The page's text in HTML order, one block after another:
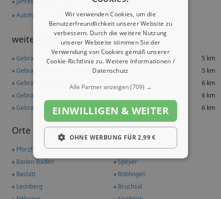
»Autohäuser in Keltern
weitere Orte in der Nähe
»Gebrauchtwagen in Karlsbad
5 km
»Gebrauchtwagen in Remchingen
5 km
»Gebrauchtwagen in Kämpfelbach
6 km
»Gebrauchtwagen in Birkenfeld
6 km
»Gebrauchtwagen in Neuenbürg 6 km
Orte im Umkreis
» Pforzheim »Sindelfingen
» Baden-Baden »Speyer
» Rastatt » Böblingen
» Leonberg » Bruchsal
Wir verwenden Cookies, um die
Benutzerfreundlichkeit unserer Website zu
verbessern. Durch die weitere Nutzung
unserer Webseite stimmen Sie der
Verwendung von Cookies gemäß unserer
Cookie-Richtlinie zu.Weitere Informationen /
Datenschutz
Alle Partner anzeigen(709) →
EINWILLIGEN & WEITER
OHNE WERBUNG FÜR 2,99 €